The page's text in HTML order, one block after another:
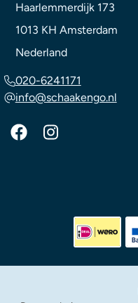
Haarlemmerdijk 173
1013 KH Amsterdam
Nederland
020-6241171
info@schaakengo.nl